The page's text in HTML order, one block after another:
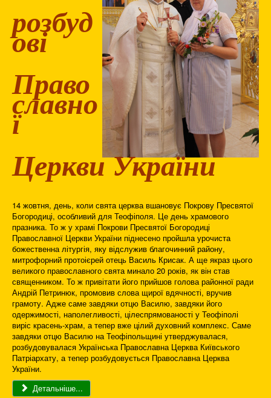
розбуд
ові
Право
славно
ї
Церкви України
14 жовтня, день, коли свята церква вшановує Покрову Пресвятої
Богородиці, особливий для Теофіполя. Це день храмового
празника. То ж у храмі Покрови Пресвятої Богородиці
Православної Церкви України піднесено пройшла урочиста
божественна літургія, яку відслужив благочинний району,
митрофорний протоієрей отець Василь Крисак. А ще якраз цього
великого православного свята минало 20 років, як він став
священником. То ж привітати його прийшов голова районної ради
Андрій Петринюк, промовив слова щирої вдячності, вручив
грамоту. Адже саме завдяки отцю Василю, завдяки його
одержимості, наполегливості, цілеспрямованості у Теофіполі
виріс красень-храм, а тепер вже цілий духовний комплекс. Саме
завдяки отцю Василю на Теофіпольщині утверджувалася,
розбудовувалася Українська Православна Церква Київського
Патріархату, а тепер розбудовується Православна Церква
України.
Детальніше...